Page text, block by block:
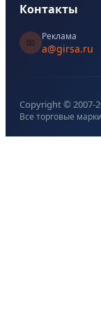
Контакты
📧
Реклама
a@girsa.ru
Copyright © 2007-
Все торговые